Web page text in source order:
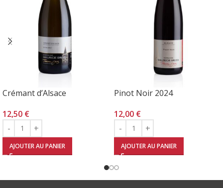
Crémant d’Alsace
12,50 €
AJOUTER AU PANIER
Pinot Noir 2024
12,00 €
AJOUTER AU PANIER